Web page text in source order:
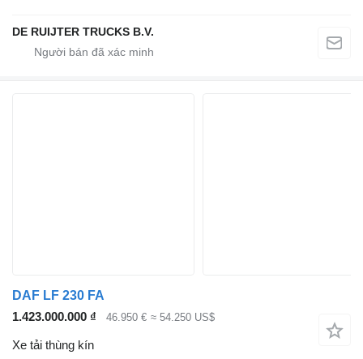
DE RUIJTER TRUCKS B.V.
DAF LF 230 FA
1.423.000.000 ₫
46.950 € ≈ 54.250 US$
Xe tải thùng kín